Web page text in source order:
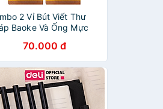
2 Vỉ Bút Viết Thư
Baoke Và Ống Mực
70.000 đ